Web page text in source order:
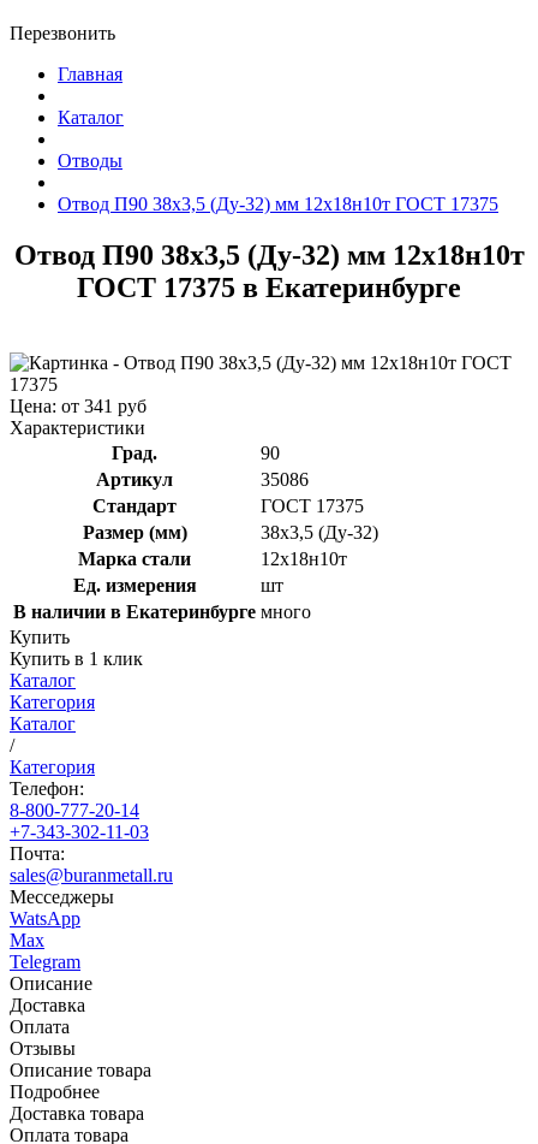
Перезвонить
Главная
Каталог
Отводы
Отвод П90 38x3,5 (Ду-32) мм 12х18н10т ГОСТ 17375
Отвод П90 38x3,5 (Ду-32) мм 12х18н10т
ГОСТ 17375 в Екатеринбурге
Цена: от 341 руб
Характеристики
Град.
90
Артикул
35086
Стандарт
ГОСТ 17375
Размер (мм)
38x3,5 (Ду-32)
Марка стали
12х18н10т
Ед. измерения
шт
В наличии в Екатеринбурге много
Купить
Купить в 1 клик
Каталог
Категория
Каталог
/
Категория
Телефон:
8-800-777-20-14
+7-343-302-11-03
Почта:
sales@buranmetall.ru
Месседжеры
WatsApp
Max
Telegram
Описание
Доставка
Оплата
Отзывы
Описание товара
Подробнее
Доставка товара
Оплата товара